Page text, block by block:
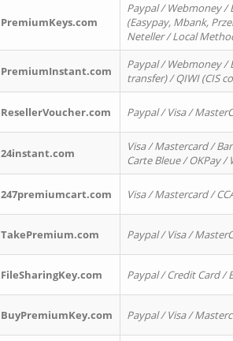
PremiumKeys.com
Paypal / Webmoney /
(Easypay, Mbank,
Neteller / Local
PremiumInstant.com
Paypal / Webmoney /
transfer) / QIWI (CIS
ResellerVoucher.com Paypal / Visa /
24instant.com
Visa / Mastercard /
Carte Bleue / OKPay
247premiumcart.com Visa / Mastercard /
TakePremium.com Paypal / Visa /
FileSharingKey.com Paypal / Credit Card /
BuyPremiumKey.com Paypal / Visa /